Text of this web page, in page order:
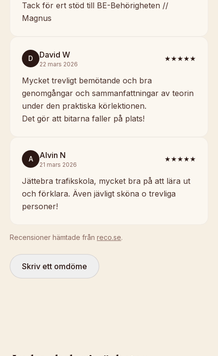
Tack för ert stöd till BE-Behörigheten //
Magnus
D David W
22 mars 2026
★★★★★
Mycket trevligt bemötande och bra
genomgångar och sammanfattningar av teorin
under den praktiska körlektionen.
Det gör att bitarna faller på plats!
A Alvin N
21 mars 2026
★★★★★
Jättebra trafikskola, mycket bra på att lära ut
och förklara. Även jävligt sköna o trevliga
personer!
Recensioner hämtade från reco.se.
Skriv ett omdöme